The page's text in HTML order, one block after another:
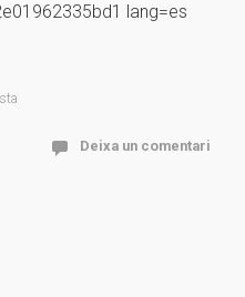
lang=es
Deixa un comentari